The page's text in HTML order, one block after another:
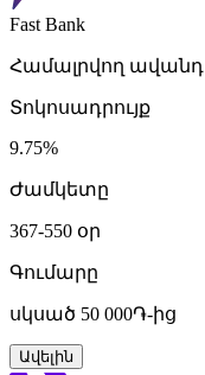
Fast Bank
Համալրվող ավանդ
Տոկոսադրույք
9.75%
Ժամկետը
367-550 օր
Գումարը
սկսած 50 000֏-ից
Ավելին